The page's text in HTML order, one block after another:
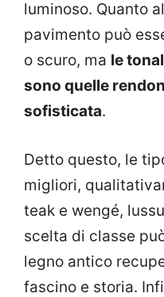
luminoso. Quanto
pavimento può
o scuro, ma le
sono quelle
sofisticata.
Detto questo, le
migliori,
teak e wengé,
scelta di classe
legno antico
fascino e storia.